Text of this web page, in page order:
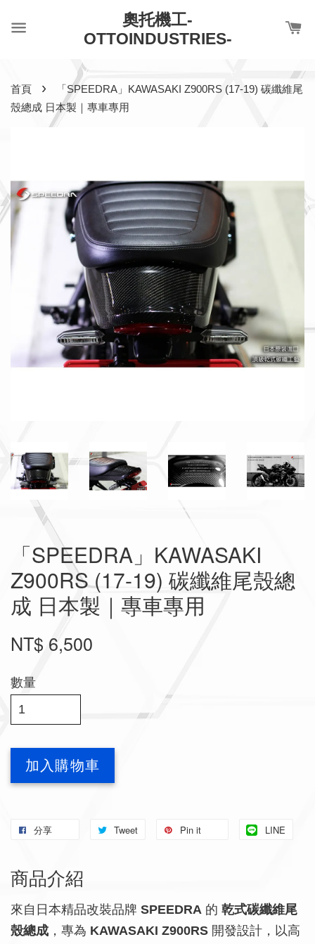
奧托機工-
OTTOINDUSTRIES-
首頁 ›
「SPEEDRA」KAWASAKI Z900RS (17-19) 碳纖維尾
殼總成 日本製｜專車專用
「SPEEDRA」KAWASAKI
Z900RS (17-19) 碳纖維尾殼總
成 日本製｜專車專用
NT$ 6,500
數量
加入購物車
分享 Tweet Pin it LINE
商品介紹
來自日本精品改裝品牌 SPEEDRA 的 乾式碳纖維尾
殼總成 ，專為 KAWASAKI Z900RS 開發設計，以高